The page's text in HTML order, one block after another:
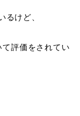
るけど、
評価をされてい